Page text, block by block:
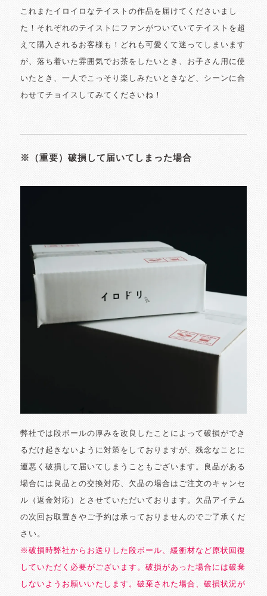
これまたイロイロなテイストの作品を届けてくださいまし
た！それぞれのテイストにファンがついていてテイストを超
えて購入されるお客様も！どれも可愛くて迷ってしまいます
が、落ち着いた雰囲気でお茶をしたいとき、お子さん用に使
いたとき、一人でこっそり楽しみたいときなど、シーンに合
わせてチョイスしてみてくださいね！
※（重要）破損して届いてしまった場合
弊社では段ボールの厚みを改良したことによって破損ができ
るだけ起きないように対策をしておりますが、残念なことに
運悪く破損して届いてしまうこともございます。良品がある
場合には良品との交換対応、欠品の場合はご注文のキャンセ
ル（返金対応）とさせていただいております。欠品アイテム
の次回お取置きやご予約は承っておりませんのでご了承くだ
さい。
※破損時弊社からお送りした段ボール、緩衝材など原状回復
していただく必要がございます。破損があった場合には破棄
しないようお願いいたします。破棄された場合、破損状況が